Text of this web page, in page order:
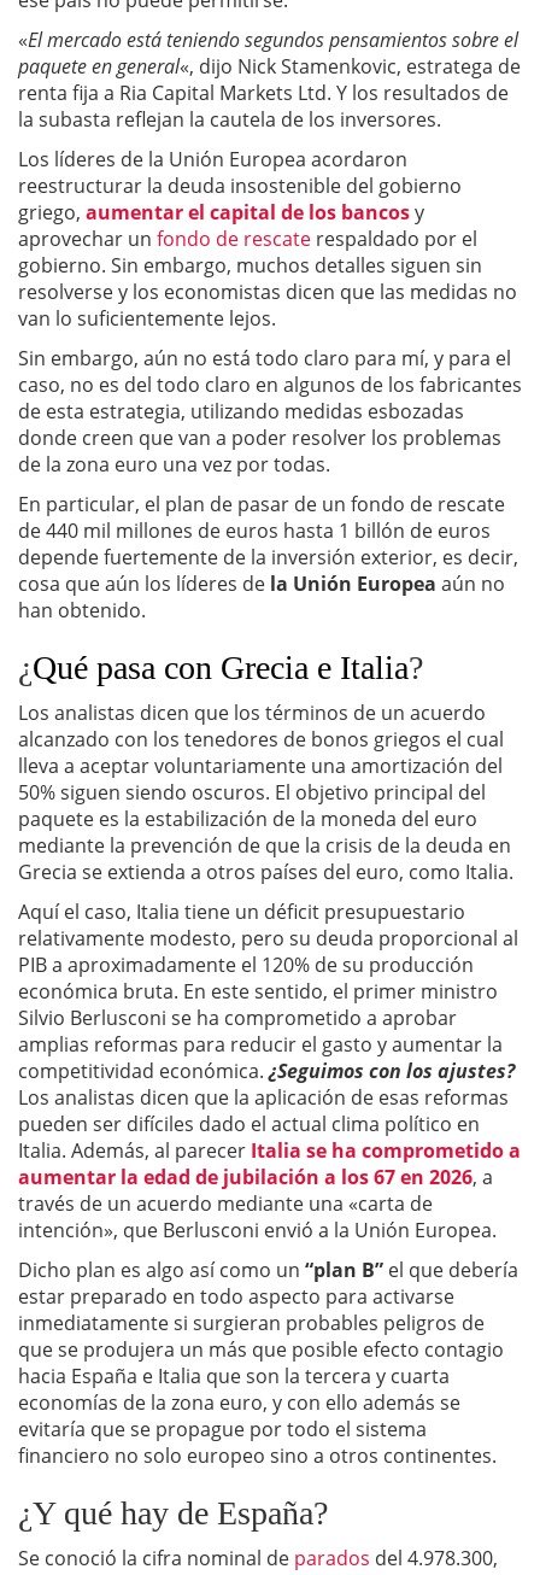
«El mercado está teniendo segundos pensamientos sobre el
paquete en general«, dijo Nick Stamenkovic, estratega de
renta fija a Ria Capital Markets Ltd. Y los resultados de
la subasta reflejan la cautela de los inversores.
Los líderes de la Unión Europea acordaron
reestructurar la deuda insostenible del gobierno
griego, aumentar el capital de los bancosy
aprovechar un fondo de rescate respaldado por el
gobierno. Sin embargo, muchos detalles siguen sin
resolverse y los economistas dicen que las medidas no
van lo suficientemente lejos.
Sin embargo, aún no está todo claro para mí, y para el
caso, no es del todo claro en algunos de los fabricantes
de esta estrategia, utilizando medidas esbozadas
donde creen que van a poder resolver los problemas
de la zona euro una vez por todas.
En particular, el plan de pasar de un fondo de rescate
de 440 mil millones de euros hasta 1 billón de euros
depende fuertemente de la inversión exterior, es decir,
cosa que aún los líderes de la Unión Europea aún no
han obtenido.
¿Qué pasa con Grecia e Italia?
Los analistas dicen que los términos de un acuerdo
alcanzado con los tenedores de bonos griegos el cual
lleva a aceptar voluntariamente una amortización del
50% siguen siendo oscuros. El objetivo principal del
paquete es la estabilización de la moneda del euro
mediante la prevención de que la crisis de la deuda en
Grecia se extienda a otros países del euro, como Italia.
Aquí el caso, Italia tiene un déficit presupuestario
relativamente modesto, pero su deuda proporcional al
PIB a aproximadamente el 120% de su producción
económica bruta. En este sentido, el primer ministro
Silvio Berlusconi se ha comprometido a aprobar
amplias reformas para reducir el gasto y aumentar la
competitividad económica.¿Seguimos con los ajustes?
Los analistas dicen que la aplicación de esas reformas
pueden ser difíciles dado el actual clima político en
Italia. Además, al parecer Italia se ha comprometido a
aumentar la edad de jubilación a los 67 en 2026, a
través de un acuerdo mediante una «carta de
intención», que Berlusconi envió a la Unión Europea.
Dicho plan es algo así como un “plan B” el que debería
estar preparado en todo aspecto para activarse
inmediatamente si surgieran probables peligros de
que se produjera un más que posible efecto contagio
hacia España e Italia que son la tercera y cuarta
economías de la zona euro, y con ello además se
evitaría que se propague por todo el sistema
financiero no solo europeo sino a otros continentes.
¿Y qué hay de España?
Se conoció la cifra nominal de parados del 4.978.300,